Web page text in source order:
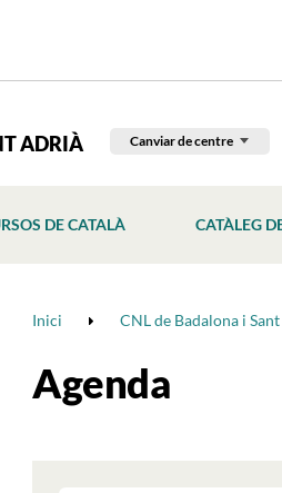
ADRIÀ Canviar de centre
DE CATALÀ CATÀLEG
Inici CNL de Badalona i
Agenda